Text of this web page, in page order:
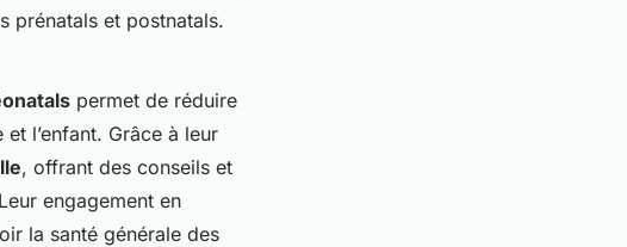
prénatals et postnatals.
permet de réduire
l’enfant. Grâce à leur
, offrant des conseils et
engagement en
la santé générale des